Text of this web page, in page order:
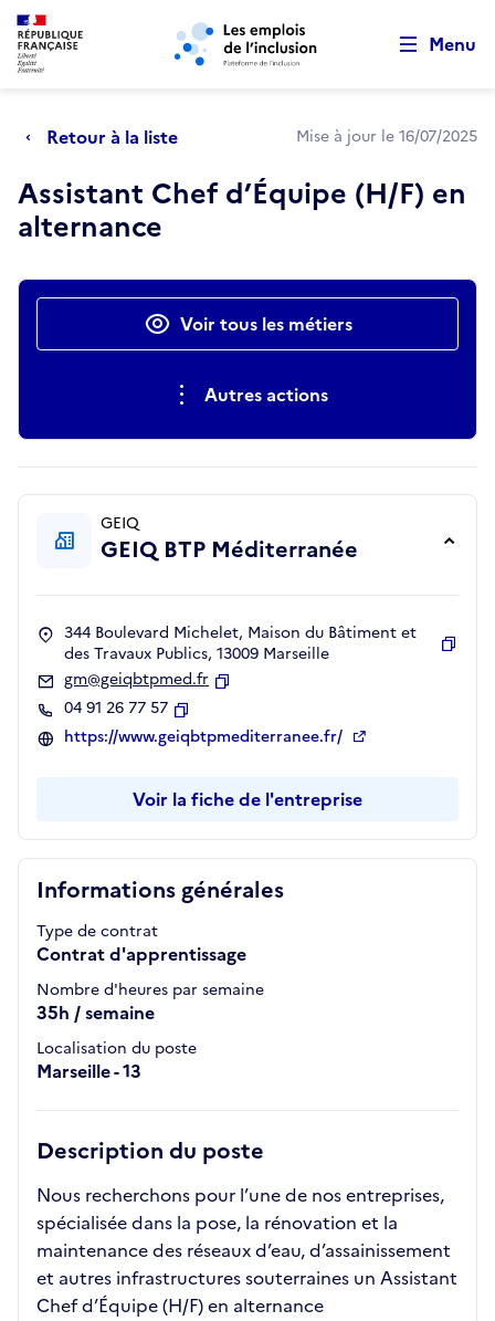
Aller au menu principal Aller au contenu principal
Menu
Retour à la liste Mise à jour le 16/07/2025
Assistant Chef d’Équipe (H/F) en
alternance
Actions rapidesVoir tous les métiers
Autres actions
Informations générales
Type de contrat
Contrat d'apprentissage
Nombre d'heures par semaine
35h / semaine
Localisation du poste
Marseille - 13
Description du poste
Nous recherchons pour l’une de nos entreprises,
spécialisée dans la pose, la rénovation et la
maintenance des réseaux d’eau, d’assainissement
et autres infrastructures souterraines un Assistant
Chef d’Équipe (H/F) en alternance
GEIQ
GEIQ BTP Méditerranée
344 Boulevard Michelet, Maison du Bâtiment et
des Travaux Publics, 13009 Marseille
gm@geiqbtpmed.fr
04 91 26 77 57
Copier
https://www.geiqbtpmediterranee.fr/
Voir la fiche de l'entreprise
Retour au début de la page
Panneau de gestion des cookies